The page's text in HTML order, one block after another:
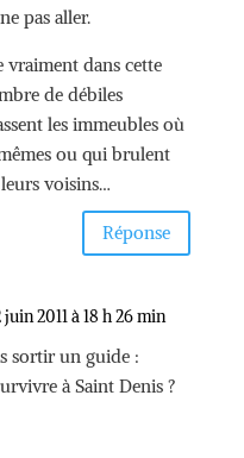
pas aller.
vraiment dans cette
de débiles
les immeubles où
ou qui brulent
voisins…
Réponse
juin 2011 à 18 h 26 min
sortir un guide :
à Saint Denis ?